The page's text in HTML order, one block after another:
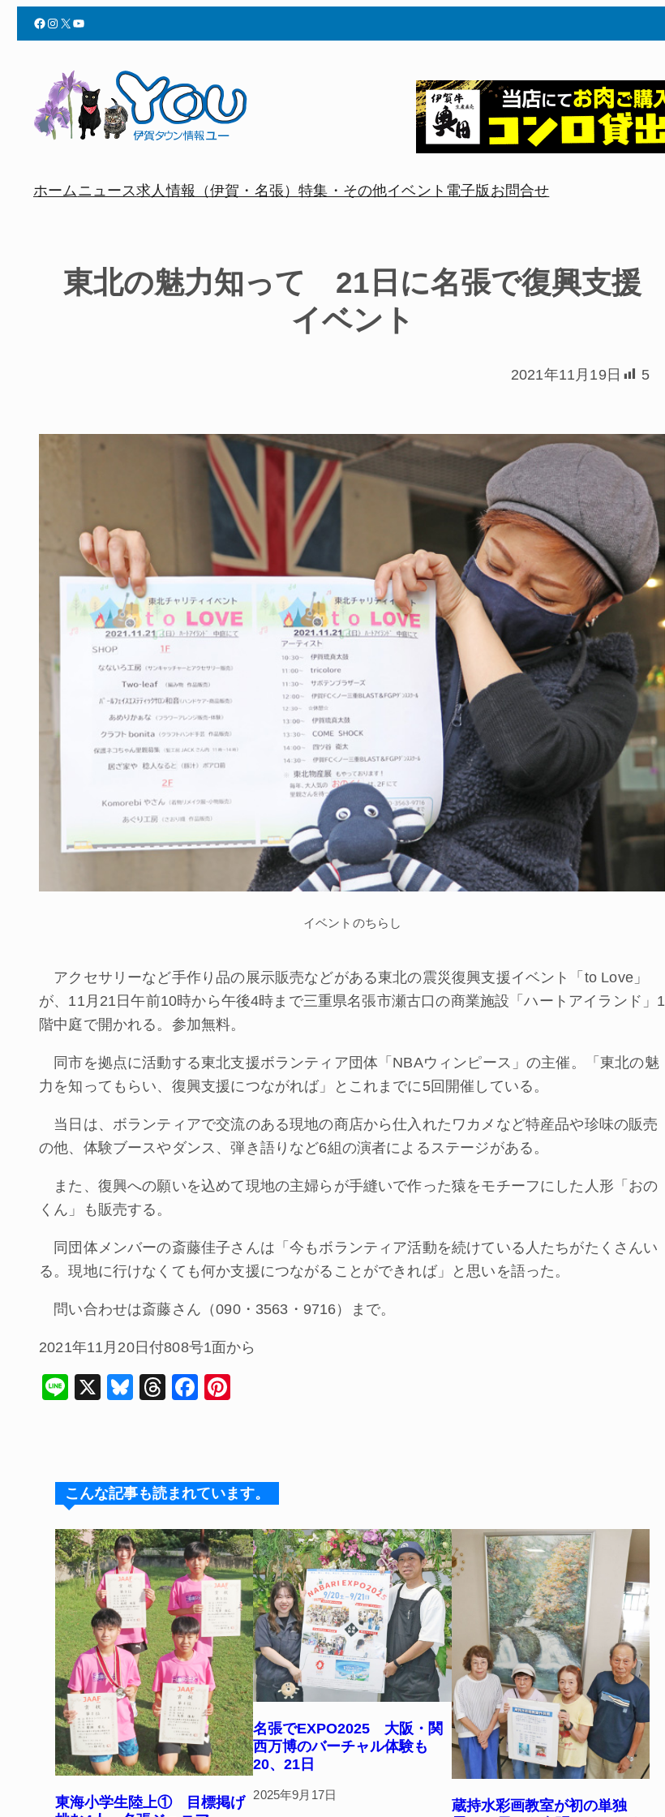
Facebook Instagram X YouTube
ホームニュース求人情報（伊賀・名張）特集・その他イベント 電子版 お問合せ
東北の魅力知って 21日に名張で復興支援
イベント
2021年11月19日 5
イベントのちらし
アクセサリーなど手作り品の展示販売などがある東北の震災復興支援イベント「to Love」
が、11月21日午前10時から午後4時まで三重県名張市瀬古口の商業施設「ハートアイランド」1
階中庭で開かれる。参加無料。
同市を拠点に活動する東北支援ボランティア団体「NBAウィンピース」の主催。「東北の魅
力を知ってもらい、復興支援につながれば」とこれまでに5回開催している。
当日は、ボランティアで交流のある現地の商店から仕入れたワカメなど特産品や珍味の販売
の他、体験ブースやダンス、弾き語りなど6組の演者によるステージがある。
また、復興への願いを込めて現地の主婦らが手縫いで作った猿をモチーフにした人形「おの
くん」も販売する。
同団体メンバーの斎藤佳子さんは「今もボランティア活動を続けている人たちがたくさんい
る。現地に行けなくても何か支援につながることができれば」と思いを語った。
問い合わせは斎藤さん（090・3563・9716）まで。
2021年11月20日付808号1面から
Li
X
Bl
k
T
d
F
b
o
k
st
こんな記事も読まれています。
東海小学生陸上① 目標掲げ
名張でEXPO2025 大阪・関
西万博のバーチャル体験も
20、21日
2025年9月17日
蔵持水彩画教室が初の単独